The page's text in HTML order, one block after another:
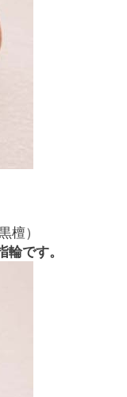
檀）
輪です。